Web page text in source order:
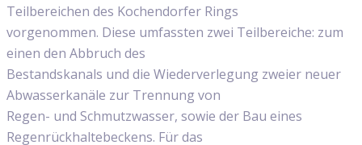
Teilbereichen des Kochendorfer Rings
vorgenommen. Diese umfassten zwei Teilbereiche: zum
einen den Abbruch des
Bestandskanals und die Wiederverlegung zweier neuer
Abwasserkanäle zur Trennung von
Regen- und Schmutzwasser, sowie der Bau eines
Regenrückhaltebeckens. Für das